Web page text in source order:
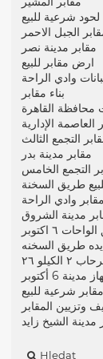
لحود شرعية للبيع
الجبل الاحمر
مقابر مدينة نصر
ارض مقابر للبيع
وادي الراحة
بناء مقابر
محافظة القاهرة
العاصمة الإدارية
التجمع الثالث
مقابر مدينة بدر
التجمع الخامس
طريق السخنة
مقابر وادي الراحة
مدينة الشروق
٦ اكتوبر
طريق السخنه
٢٦
6 أكتوبر
مقابر شرعية للبيع
وتزيين المقابر
مدينة الشيخ زايد
Hledat